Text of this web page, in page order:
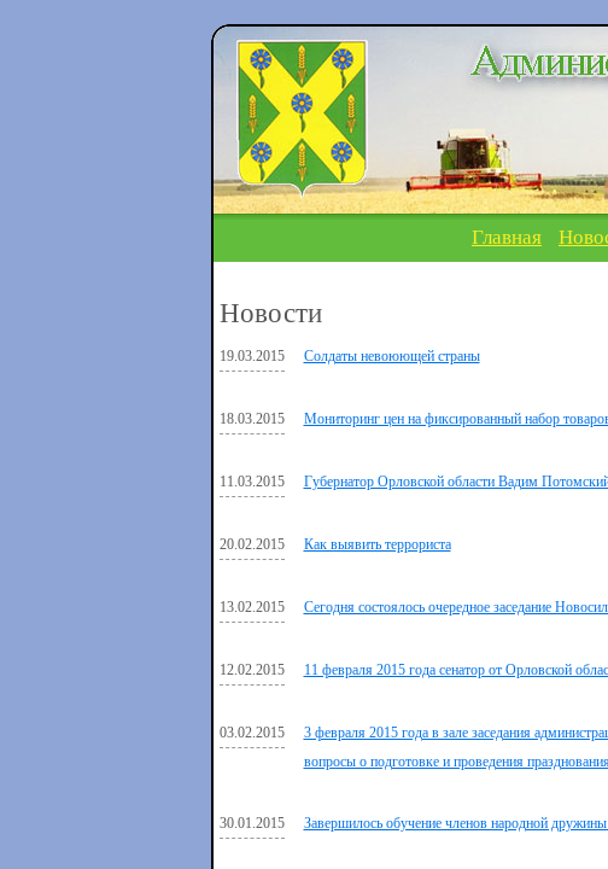
Главная
Новости
19.03.2015 Солдаты невоюющей страны
18.03.2015 Мониторинг цен на фиксированный набор
11.03.2015 Губернатор Орловской области Вадим
20.02.2015 Как выявить террориста
13.02.2015 Сегодня состоялось очередное заседание
12.02.2015 11 февраля 2015 года сенатор от Орловской
03.02.2015
3 февраля 2015 года в зале заседания
вопросы о подготовке и проведения
30.01.2015 Завершилось обучение членов народной